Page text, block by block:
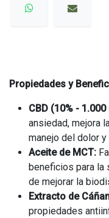
Propiedades y
CBD (10% -
ansiedad, mejora
manejo del dolor y
Aceite de MCT:
beneficios para la
de mejorar la
Extracto de
propiedades